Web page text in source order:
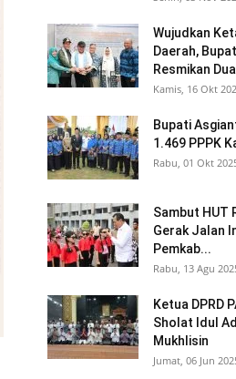
Wujudkan
Daerah,
Resmikan
Kamis, 16 Okt
Bupati
1.469 PPPK
Rabu, 01 Okt
Sambut HUT
Gerak Jalan
Pemkab...
Rabu, 13 Agu
Ketua DPRD
Sholat Idul
Mukhlisin
Jumat, 06 Jun